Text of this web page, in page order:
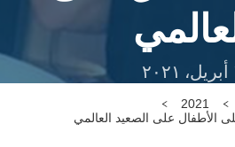
2021
الأطفال على الصعيد العالمي